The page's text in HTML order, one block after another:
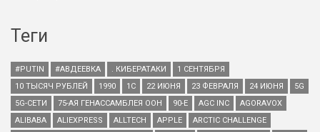
Теги
#PUTIN #АВДЕЕВКА . КИБЕРАТАКИ
1 СЕНТЯБРЯ
10 ТЫСЯЧ РУБЛЕЙ
1990 1С 22 ИЮНЯ 23 ФЕВРАЛЯ 24 ИЮНЯ
5G
5G-СЕТИ
75-АЯ ГЕНАССАМБЛЕЯ ООН 90-Е AGC INC
AGORAVOX
ALIBABA
ALIEXPRESS ALLTECH APPLE
ARCTIC CHALLENGE